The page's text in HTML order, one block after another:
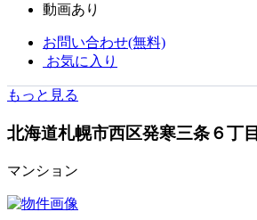
動画あり
お問い合わせ(無料)
お気に入り
もっと見る
北海道札幌市西区発寒三条６丁目
マンション